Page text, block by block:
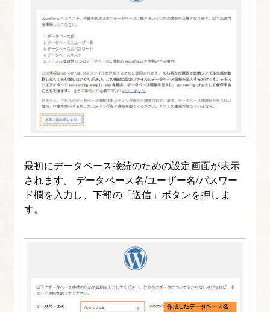
最初にデータベース接続のための設定画面が表示
されます。 データベース名/ユーザー名/パスワー
ド欄を入力し、下部の「送信」ボタンを押しま
す。